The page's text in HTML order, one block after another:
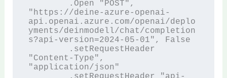
"https://deine-azure-openai-
api.openai.azure.com/openai/deplo
yments/deinmodell/chat/completion
s?api-version=2024-05-01", False
"Content-Type",
"application/json"